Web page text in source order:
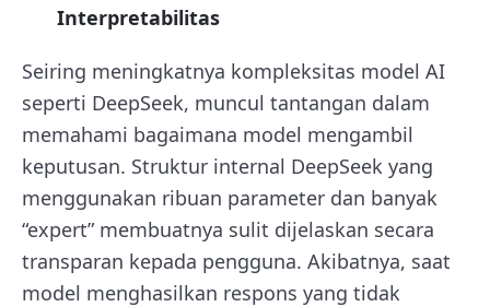
Interpretabilitas
Seiring meningkatnya kompleksitas model AI
seperti DeepSeek, muncul tantangan dalam
memahami bagaimana model mengambil
keputusan. Struktur internal DeepSeek yang
menggunakan ribuan parameter dan banyak
“expert” membuatnya sulit dijelaskan secara
transparan kepada pengguna. Akibatnya, saat
model menghasilkan respons yang tidak